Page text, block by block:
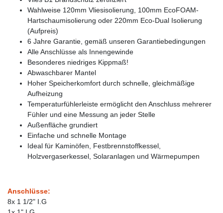
Wahlweise 120mm Vliesisolierung, 100mm EcoFOAM-
Hartschaumisolierung oder 220mm Eco-Dual Isolierung
(Aufpreis)
6 Jahre Garantie, gemäß unseren Garantiebedingungen
Alle Anschlüsse als Innengewinde
Besonderes niedriges Kippmaß!
Abwaschbarer Mantel
Hoher Speicherkomfort durch schnelle, gleichmäßige
Aufheizung
Temperaturfühlerleiste ermöglicht den Anschluss mehrerer
Fühler und eine Messung an jeder Stelle
Außenfläche grundiert
Einfache und schnelle Montage
Ideal für Kaminöfen, Festbrennstoffkessel,
Holzvergaserkessel, Solaranlagen und Wärmepumpen
Anschlüsse:
8x 1 1/2" I.G